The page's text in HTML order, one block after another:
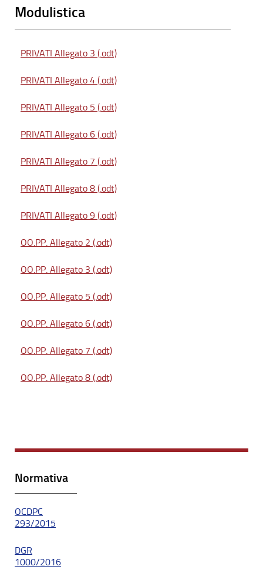
Modulistica
PRIVATI Allegato 3 (.odt)
PRIVATI Allegato 4 (.odt)
PRIVATI Allegato 5 (.odt)
PRIVATI Allegato 6 (.odt)
PRIVATI Allegato 7 (.odt)
PRIVATI Allegato 8 (.odt)
PRIVATI Allegato 9 (.odt)
OO.PP. Allegato 2 (.odt)
OO.PP. Allegato 3 (.odt)
OO.PP. Allegato 5 (.odt)
OO.PP. Allegato 6 (.odt)
OO.PP. Allegato 7 (.odt)
OO.PP. Allegato 8 (.odt)
Normativa
OCDPC
293/2015
DGR
1000/2016